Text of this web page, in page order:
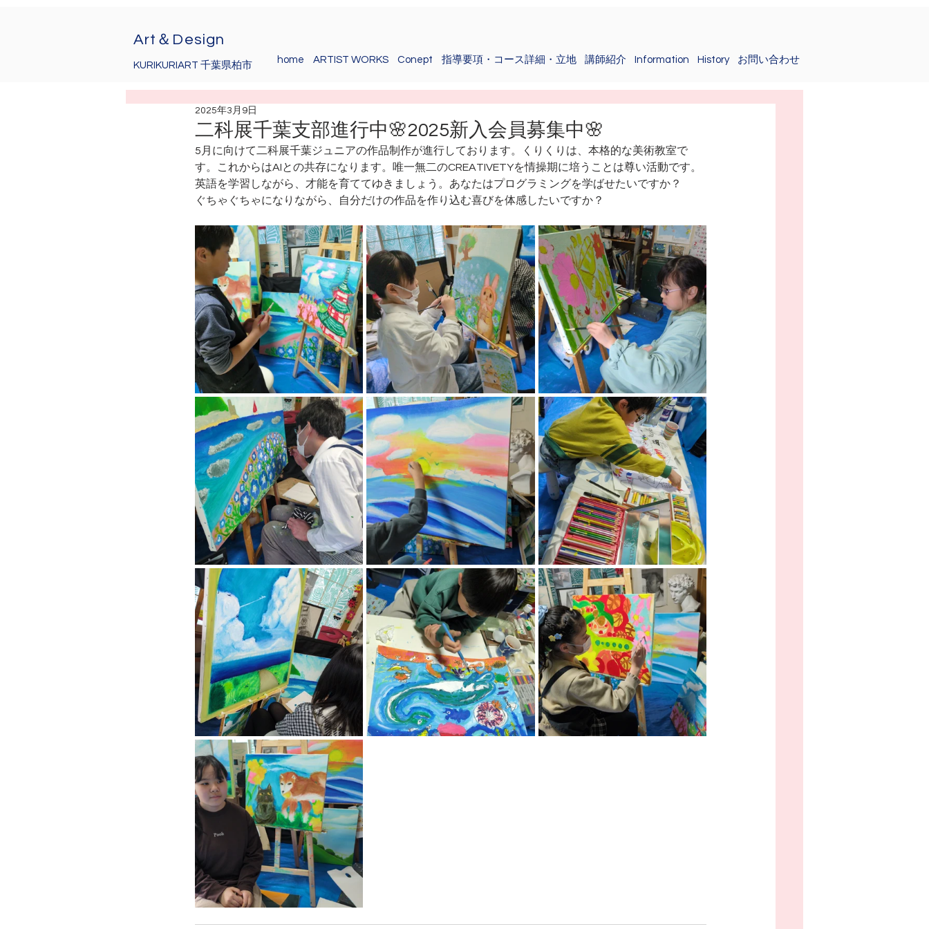
Art＆Design
KURIKURIART 千葉県柏市
home ARTIST WORKS Conept 指導要項・コース詳細・立地 講師紹介 Information History お問い合わせ
二科展千葉支部進行中🌸2025新入会員募集中🌸
2025年3月9日
5月に向けて二科展千葉ジュニアの作品制作が進行しております。くりくりは、本格的な美術教室で
す。これからはAIとの共存になります。唯一無二のCREATIVETYを情操期に培うことは尊い活動です。
英語を学習しながら、才能を育ててゆきましょう。あなたはプログラミングを学ばせたいですか？
ぐちゃぐちゃになりながら、自分だけの作品を作り込む喜びを体感したいですか？